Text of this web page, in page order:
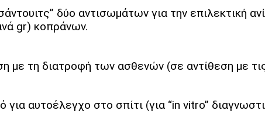
δύο αντισωμάτων για την
gr) κοπράνων.
με τη διατροφή των ασθενών (σε αντίθεση με
για αυτοέλεγχο στο σπίτι (για “in vitro”